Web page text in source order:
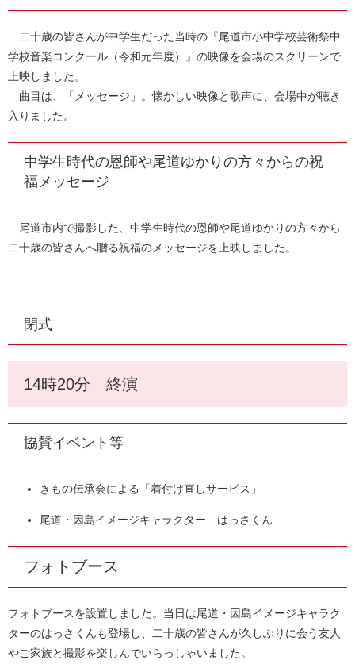
二十歳の皆さんが中学生だった当時の『尾道市小中学校芸術祭中
学校音楽コンクール（令和元年度）』の映像を会場のスクリーンで
上映しました。
曲目は、「メッセージ」。懐かしい映像と歌声に、会場中が聴き
入りました。
中学生時代の恩師や尾道ゆかりの方々からの祝
福メッセージ
尾道市内で撮影した、中学生時代の恩師や尾道ゆかりの方々から
二十歳の皆さんへ贈る祝福のメッセージを上映しました。
閉式
14時20分 終演
協賛イベント等
きもの伝承会による「着付け直しサービス」
尾道・因島イメージキャラクター はっさくん
フォトブース
フォトブースを設置しました。当日は尾道・因島イメージキャラク
ターのはっさくんも登場し、二十歳の皆さんが久しぶりに会う友人
やご家族と撮影を楽しんでいらっしゃいました。